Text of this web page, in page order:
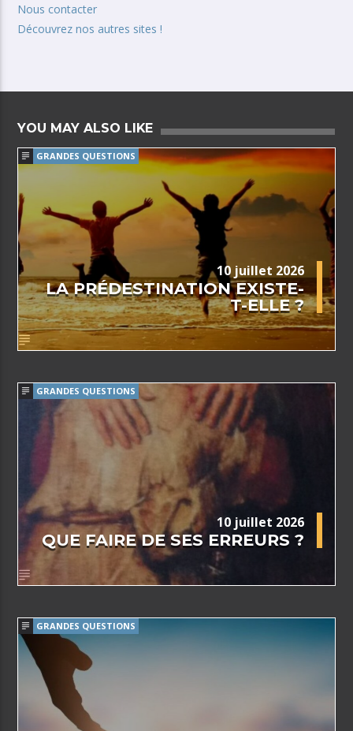
Nous contacter
Découvrez nos autres sites !
YOU MAY ALSO LIKE
GRANDES QUESTIONS
10 juillet 2026
LA PRÉDESTINATION EXISTE-
T-ELLE ?
GRANDES QUESTIONS
10 juillet 2026
QUE FAIRE DE SES ERREURS ?
GRANDES QUESTIONS